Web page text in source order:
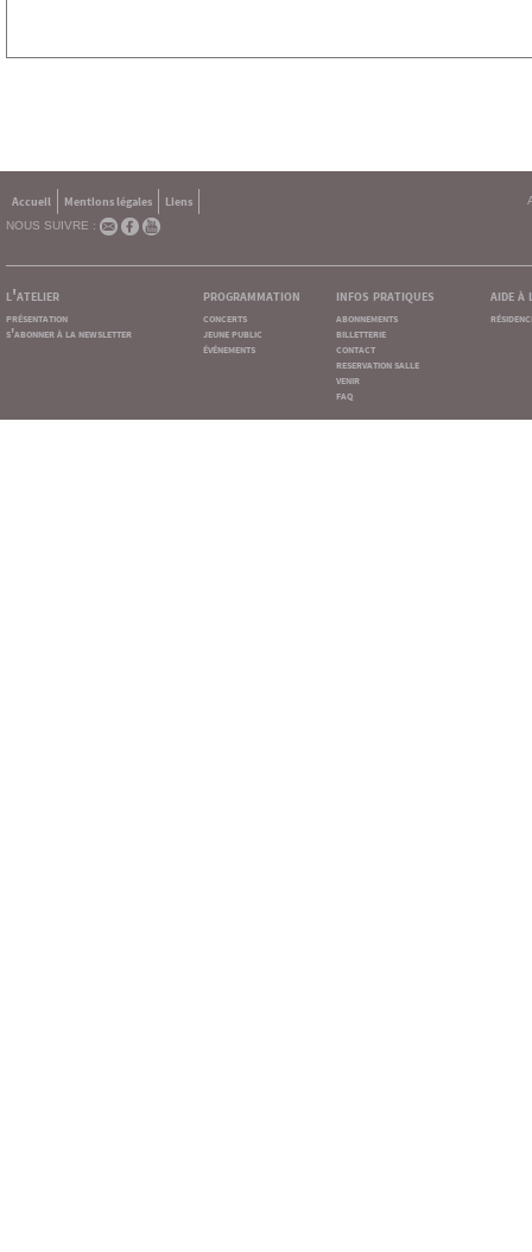
Accueil Mentions légales
Liens
NOUS SUIVRE :
l'atelier
présentation
s'abonner à la newsletter
programmation
concerts
jeune public
événements
infos pratiques
abonnements
billetterie
contact
reservation salle
venir
faq
aide